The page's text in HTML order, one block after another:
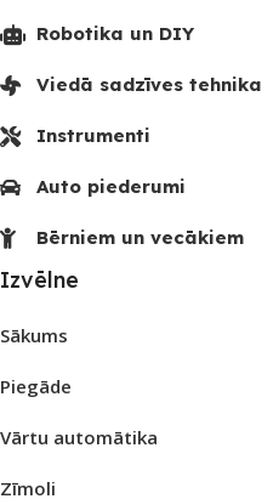
Robotika un DIY
Viedā sadzīves tehnika
Instrumenti
Auto piederumi
Bērniem un vecākiem
Izvēlne
Sākums
Piegāde
Vārtu automātika
Zīmoli